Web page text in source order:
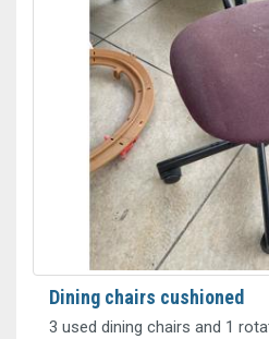
Dining chairs cushioned
3 used dining chairs and 1